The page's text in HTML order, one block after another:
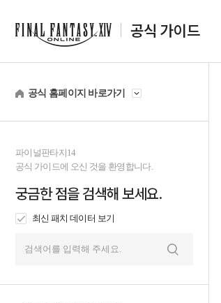
공식 가이드
공식 홈페이지 바로가기
파이널판타지14
공식 가이드에 오신 것을 환영합니다.
궁금한 점을 검색해 보세요.
최신 패치 데이터 보기